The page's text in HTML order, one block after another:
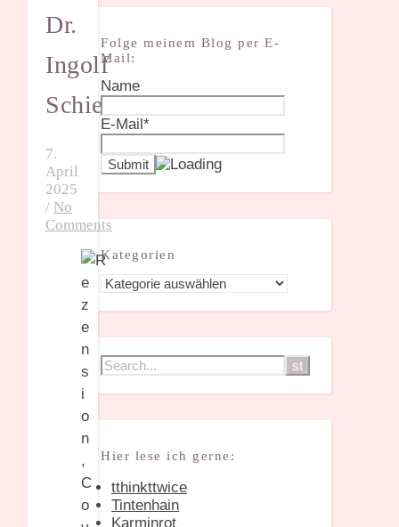
Dr.
Ingolf
Schiefke
7.
April
2025
/ No
Comments
Folge meinem Blog per E-
Mail:
Name
E-Mail*
Kategorien
Kategorien
Hier lese ich gerne:
tthinkttwice
Tintenhain
Karminrot